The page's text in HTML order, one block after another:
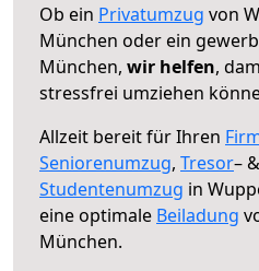
Ob ein Privatumzug von
München oder ein
München, wir helfen,
stressfrei umziehen
Allzeit bereit für Ihren
Seniorenumzug, Tresor– &
Studentenumzug in
eine optimale Beiladung
München.